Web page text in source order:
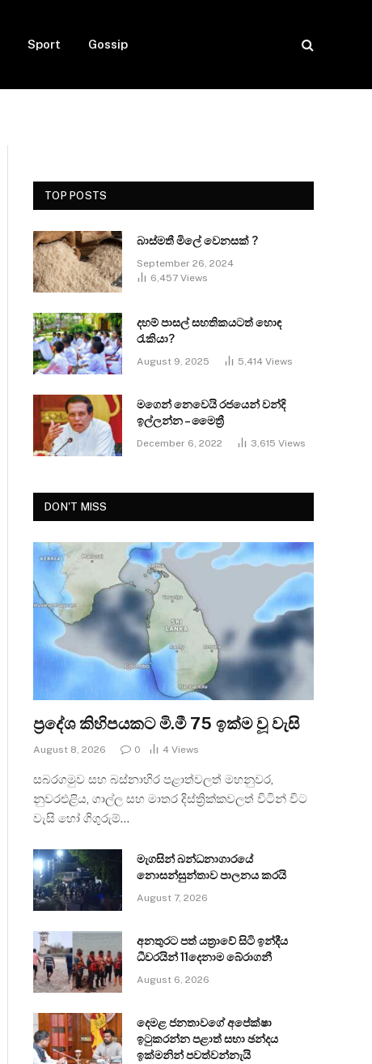
Sport Gossip
TOP POSTS
බාස්මතී මිලේ වෙනසක් ?
September 26, 2024
6,457 Views
දහම් පාසල් සහතිකයටත් හොඳ
රැකියා?
August 9, 2025 5,414 Views
මගෙන් නෙවෙයි රජයෙන් වන්දි
ඉල්ලන්න – මෛත්‍රී
December 6, 2022 3,615 Views
DON'T MISS
ප්‍රදේශ කිහිපයකට මි.මී 75 ඉක්ම වූ වැසි
August 8, 2026 0 4 Views
සබරගමුව සහ බස්නාහිර පළාත්වලත් මහනුවර,
නුවරඑළිය, ගාල්ල සහ මාතර දිස්ත්‍රික්කවලත් විටින් විට
වැසි හෝ ගිගුරුම්…
මැගසින් බන්ධනාගාරයේ
නොසන්සුන්තාව පාලනය කරයි
August 7, 2026
අනතුරට පත් යත්‍රාවේ සිටි ඉන්දීය
ධීවරයින් 11දෙනාම බේරාගනී
August 6, 2026
දෙමළ ජනතාවගේ අපේක්ෂා
ඉටුකරන්න පළාත් සභා ඡන්දය
ඉක්මනින් පවත්වන්නැයි